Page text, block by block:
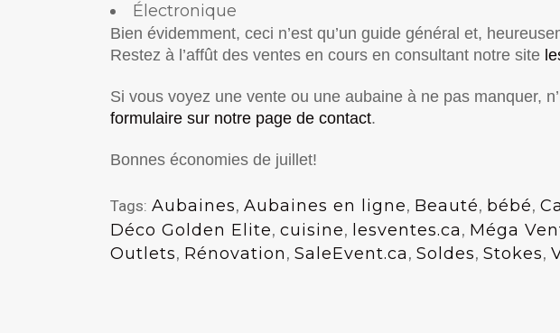
Électronique
Bien évidemment, ceci n’est qu’un guide général et,
Restez à l’affût des ventes en cours en consultant notre site
Si vous voyez une vente ou une aubaine à ne pas manquer,
formulaire sur notre page de contact.
Bonnes économies de juillet!
Tags: Aubaines, Aubaines en ligne, Beauté, bébé,
Déco Golden Elite, cuisine, lesventes.ca, Méga
Outlets, Rénovation, SaleEvent.ca, Soldes, Stokes,